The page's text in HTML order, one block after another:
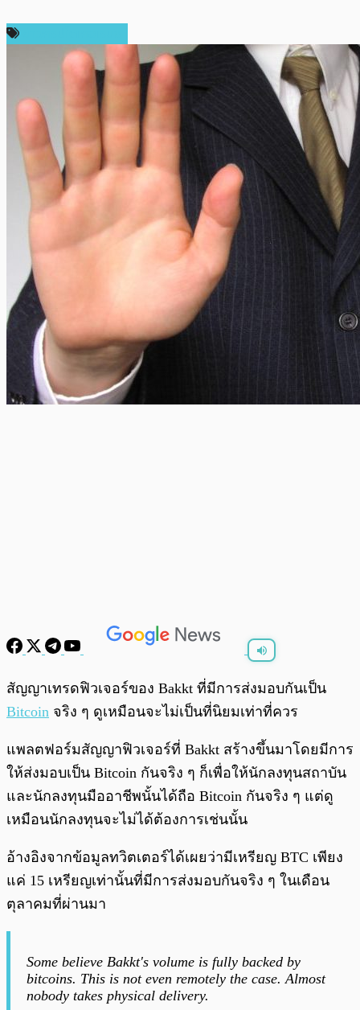
พร้อมเล่น 0:00/ 0:00
สัญญาเทรดฟิวเจอร์ของ Bakkt ที่มีการส่งมอบกันเป็น
Bitcoin จริง ๆ ดูเหมือนจะไม่เป็นที่นิยมเท่าที่ควร
แพลตฟอร์มสัญญาฟิวเจอร์ที่ Bakkt สร้างขึ้นมาโดยมีการ
ให้ส่งมอบเป็น Bitcoin กันจริง ๆ ก็เพื่อให้นักลงทุนสถาบัน
และนักลงทุนมืออาชีพนั้นได้ถือ Bitcoin กันจริง ๆ แต่ดู
เหมือนนักลงทุนจะไม่ได้ต้องการเช่นนั้น
อ้างอิงจากข้อมูลทวิตเตอร์ได้เผยว่ามีเหรียญ​ BTC เพียง
แค่ 15 เหรียญเท่านั้นที่มีการส่งมอบกันจริง ๆ ในเดือน
ตุลาคมที่ผ่านมา
Some believe Bakkt's volume is fully backed by
bitcoins. This is not even remotely the case. Almost
nobody takes physical delivery.